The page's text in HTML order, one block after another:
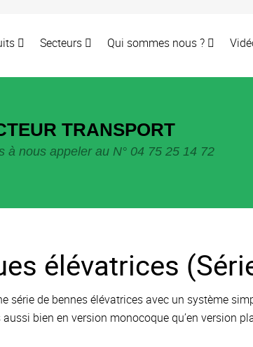
Secteurs Qui sommes nous ?
TRANSPORT
à nous appeler au N° 04 75 25 14 72
élévatrices
série de bennes élévatrices avec un système
bien en version monocoque qu’en version